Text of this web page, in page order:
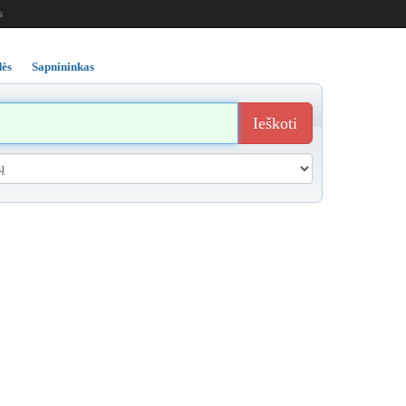
Sapnininkas
Ieškoti